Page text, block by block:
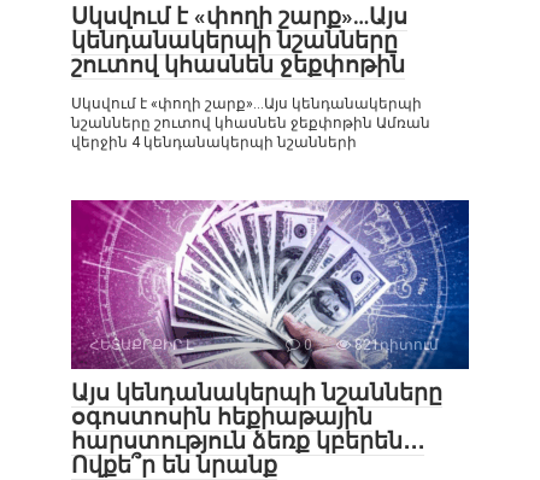
Սկսվում է «փողի շարք»…Այս
կենդանակերպի նշանները
շուտով կհասնեն ջեքփոթին
Սկսվում է «փողի շարք»…Այս կենդանակերպի
նշանները շուտով կհասնեն ջեքփոթին Ամռան
վերջին 4 կենդանակերպի նշանների
ՀԵՏԱՔՐՔԻՐ Է 0 821դիտում
Այս կենդանակերպի նշանները
օգոստոսին հեքիաթային
հարստություն ձեռք կբերեն․․․
Ովքե՞ր են նրանք